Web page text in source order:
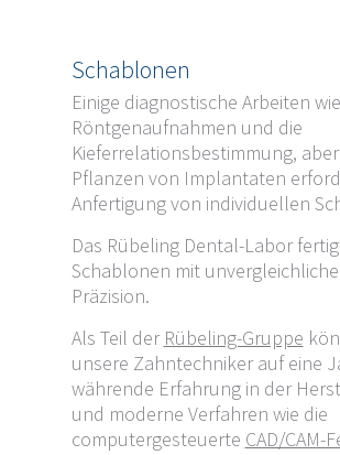
Schablonen
Einige diagnostische Arbeiten wie
Röntgenaufnahmen und die
Kieferrelationsbestimmung,
Pflanzen von Implantaten
Anfertigung von individuellen
Das Rübeling Dental-Labor
Schablonen mit
Präzision.
Als Teil der Rübeling-Gruppe
unsere Zahntechniker auf eine
währende Erfahrung in der
und moderne Verfahren wie die
computergesteuerte CAD/CAM-